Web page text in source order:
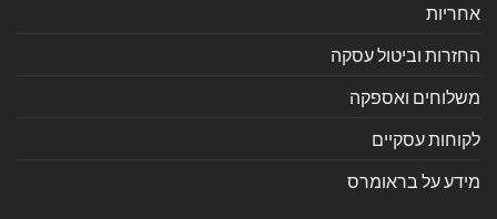
אחריות
החזרות וביטול עסקה
משלוחים ואספקה
לקוחות עסקיים
מידע על בראומרס